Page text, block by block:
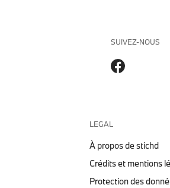
SUIVEZ-NOUS
LEGAL
À propos de stichd
Crédits et mentions
Protection des